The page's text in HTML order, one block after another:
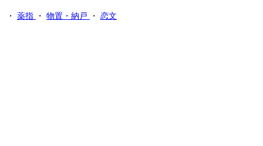
・ 薬指 ・ 物置・納戸 ・ 恋文